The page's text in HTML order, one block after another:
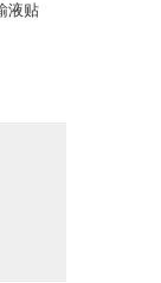
液贴